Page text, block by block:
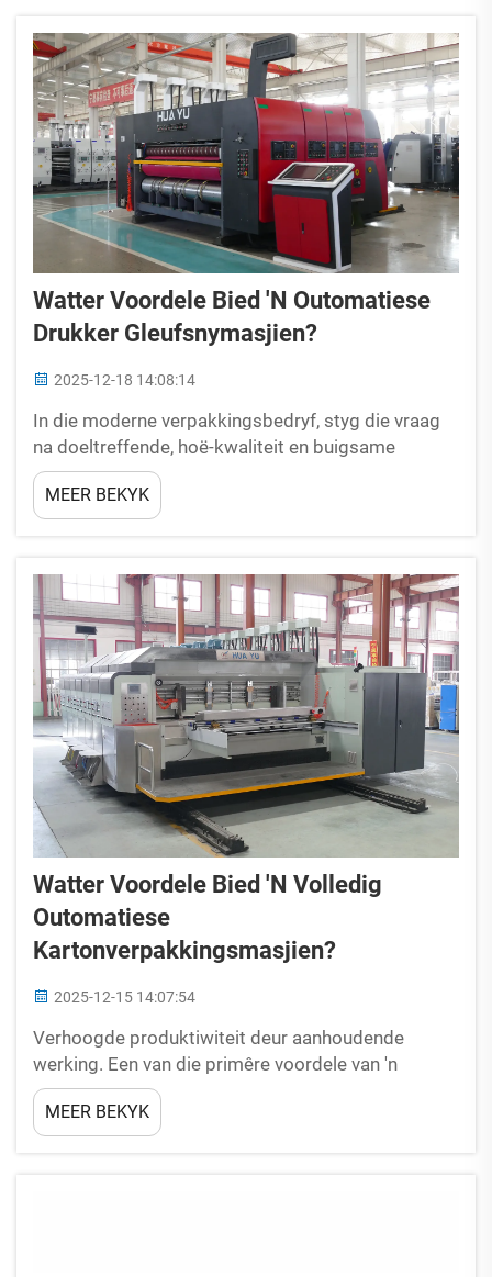
Watter Voordele Bied 'n Outomatiese
Drukker Gleufsnymasjien?
2025-12-18 14:08:14
In die moderne verpakkingsbedryf, styg die vraag
na doeltreffende, hoë-kwaliteit en buigsame
produksie-uitrusting voortdurend. As 'n kernstuk
uitrusting in kartonproduksielyne, het die
outomatiese drukker-spleeter-snypersmasjien 'n ...
MEER BEKYK
Watter Voordele Bied 'n Volledig
Outomatiese
Kartonverpakkingsmasjien?
2025-12-15 14:07:54
Verhoogde produktiwiteit deur aanhoudende
werking. Een van die primêre voordele van 'n
volledig outomatiese kartonverpakkingsmasjien is
sy vermoë om aanhoudend te werk sonder
moegheid, anders as handbedrywighede. Hierdie
MEER BEKYK